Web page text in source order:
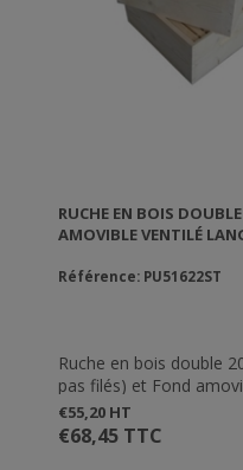
RUCHE EN BOIS
AMOVIBLE VENTILÉ
Référence: PU51622ST
Ruche en bois double
pas filés) et Fond
€55,20 HT
€68,45 TTC